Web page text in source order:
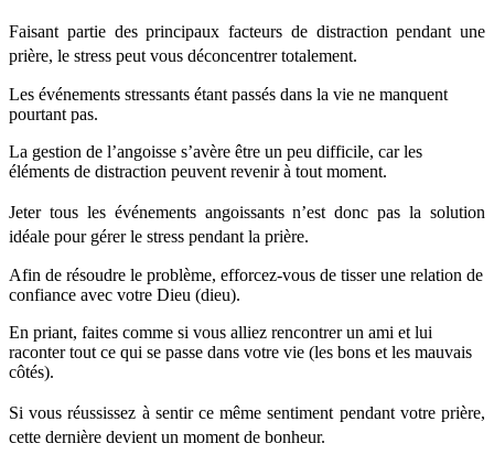
Faisant partie des principaux facteurs de distraction pendant une
prière, le stress peut vous déconcentrer totalement.
Les événements stressants étant passés dans la vie ne manquent
pourtant pas.
La gestion de l’angoisse s’avère être un peu difficile, car les
éléments de distraction peuvent revenir à tout moment.
Jeter tous les événements angoissants n’est donc pas la solution
idéale pour gérer le stress pendant la prière.
Afin de résoudre le problème, efforcez-vous de tisser une relation de
confiance avec votre Dieu (dieu).
En priant, faites comme si vous alliez rencontrer un ami et lui
raconter tout ce qui se passe dans votre vie (les bons et les mauvais
côtés).
Si vous réussissez à sentir ce même sentiment pendant votre prière,
cette dernière devient un moment de bonheur.